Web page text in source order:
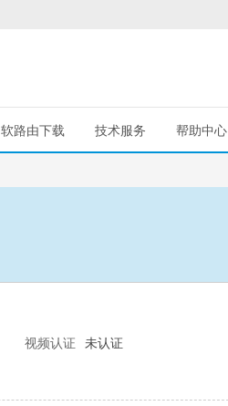
软路由下载 技术服务 帮助中心
视频认证 未认证